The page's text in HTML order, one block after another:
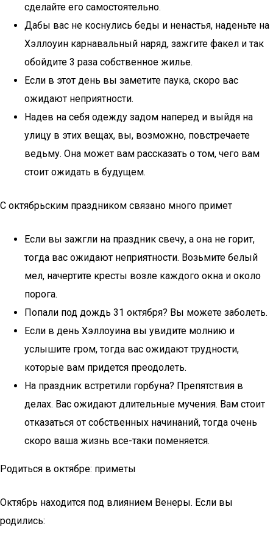
сделайте его самостоятельно.
Дабы вас не коснулись беды и ненастья, наденьте на
Хэллоуин карнавальный наряд, зажгите факел и так
обойдите 3 раза собственное жилье.
Если в этот день вы заметите паука, скоро вас
ожидают неприятности.
Надев на себя одежду задом наперед и выйдя на
улицу в этих вещах, вы, возможно, повстречаете
ведьму. Она может вам рассказать о том, чего вам
стоит ожидать в будущем.
С октябрьским праздником связано много примет
Если вы зажгли на праздник свечу, а она не горит,
тогда вас ожидают неприятности. Возьмите белый
мел, начертите кресты возле каждого окна и около
порога.
Попали под дождь 31 октября? Вы можете заболеть.
Если в день Хэллоуина вы увидите молнию и
услышите гром, тогда вас ожидают трудности,
которые вам придется преодолеть.
На праздник встретили горбуна? Препятствия в
делах. Вас ожидают длительные мучения. Вам стоит
отказаться от собственных начинаний, тогда очень
скоро ваша жизнь все-таки поменяется.
Родиться в октябре: приметы
Октябрь находится под влиянием Венеры. Если вы
родились: